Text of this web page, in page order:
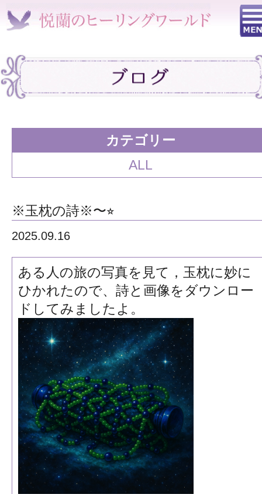
カテゴリー
ALL
※玉枕の詩※〜⭐︎
2025.09.16
ある人の旅の写真を見て，玉枕に妙に
ひかれたので、詩と画像をダウンロー
ドしてみましたよ。